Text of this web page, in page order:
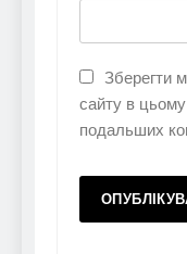
Зберегти
сайту в
подальших